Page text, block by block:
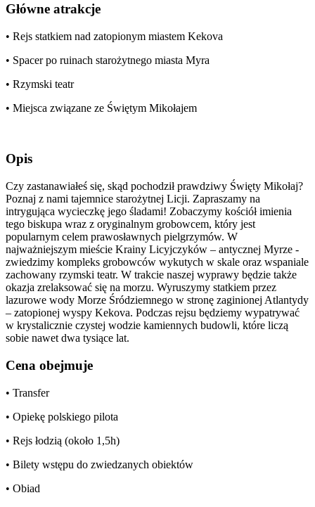
Główne atrakcje
• Rejs statkiem nad zatopionym miastem Kekova
• Spacer po ruinach starożytnego miasta Myra
• Rzymski teatr
• Miejsca związane ze Świętym Mikołajem
Opis
Czy zastanawiałeś się, skąd pochodził prawdziwy Święty Mikołaj?
Poznaj z nami tajemnice starożytnej Licji. Zapraszamy na
intrygująca wycieczkę jego śladami! Zobaczymy kościół imienia
tego biskupa wraz z oryginalnym grobowcem, który jest
popularnym celem prawosławnych pielgrzymów. W
najważniejszym mieście Krainy Licyjczyków – antycznej Myrze -
zwiedzimy kompleks grobowców wykutych w skale oraz wspaniale
zachowany rzymski teatr. W trakcie naszej wyprawy będzie także
okazja zrelaksować się na morzu. Wyruszymy statkiem przez
lazurowe wody Morze Śródziemnego w stronę zaginionej Atlantydy
– zatopionej wyspy Kekova. Podczas rejsu będziemy wypatrywać
w krystalicznie czystej wodzie kamiennych budowli, które liczą
sobie nawet dwa tysiące lat.
Cena obejmuje
• Transfer
• Opiekę polskiego pilota
• Rejs łodzią (około 1,5h)
• Bilety wstępu do zwiedzanych obiektów
• Obiad